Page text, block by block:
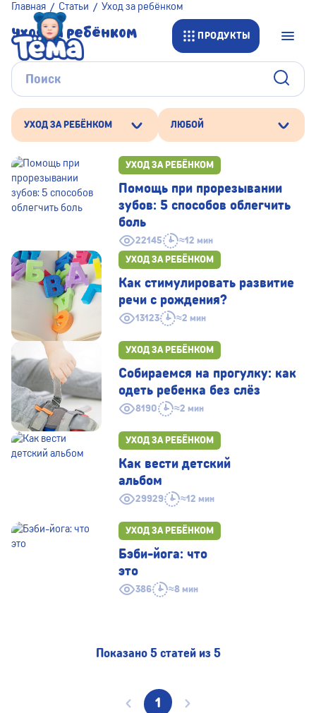
ПРОДУКТЫ
Главная Статьи
Уход за ребёнком
Уход за ребёнком
УХОД ЗА РЕБЁНКОМ ЛЮБОЙ
УХОД ЗА РЕБЁНКОМ
22145 ≈12 мин
Помощь при прорезывании
зубов: 5 способов облегчить
боль
УХОД ЗА РЕБЁНКОМ
13123 ≈2 мин
Как стимулировать развитие
речи с рождения?
УХОД ЗА РЕБЁНКОМ
8190 ≈2 мин
Собираемся на прогулку: как
одеть ребенка без слёз
УХОД ЗА РЕБЁНКОМ
29929 ≈12 мин
Как вести детский
альбом
УХОД ЗА РЕБЁНКОМ
386 ≈8 мин
Бэби-йога: что
это
Показано 5 статей из 5
1